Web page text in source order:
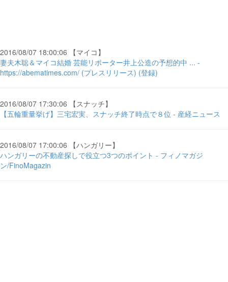
2016/08/07 18:00:06 【マイコ】
妻夫木聡＆マイコ結婚 芸能リポーター井上公造の予想的中 ... -
https://abematimes.com/ (プレスリリース) (登録)
2016/08/07 17:30:06 【スナッチ】
【五輪重量挙げ】三宅宏実、スナッチ終了時点で８位 - 産経ニュース
2016/08/07 17:00:06 【ハンガリー】
ハンガリーの不動産探しで役立つ3つのポイント - フィノマガジ
ン/FinoMagazin